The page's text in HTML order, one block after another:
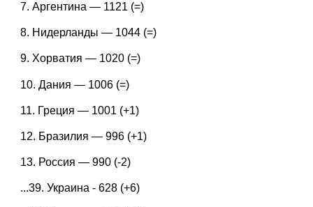
7. Аргентина — 1121 (=)
8. Нидерланды — 1044 (=)
9. Хорватия — 1020 (=)
10. Дания — 1006 (=)
11. Греция — 1001 (+1)
12. Бразилия — 996 (+1)
13. Россия — 990 (-2)
...39. Украина - 628 (+6)